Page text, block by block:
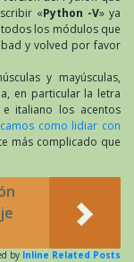
«Python -V» ya
los módulos que
y volved por favor
y mayúsculas,
en particular la letra
italiano los acentos
como lidiar con
más complicado que
by Inline Related Posts